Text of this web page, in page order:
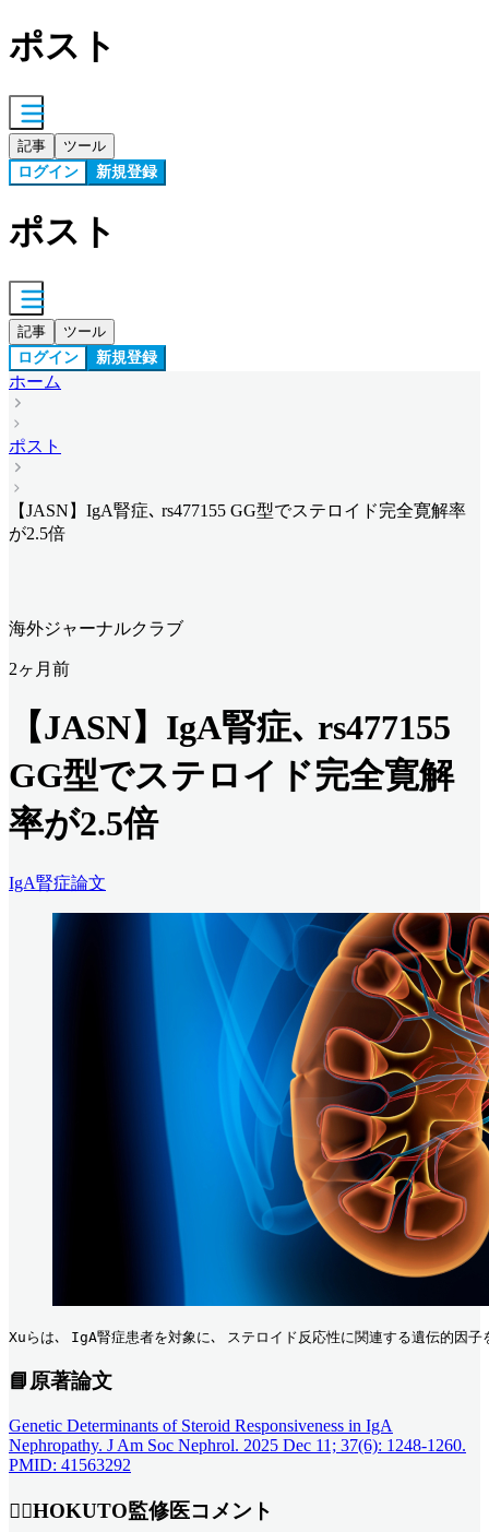
ポスト
記事 ツール
ログイン 新規登録
ポスト
記事 ツール
ログイン 新規登録
ホーム
ポスト
【JASN】IgA腎症､ rs477155 GG型でステロイド完全寛解率
が2.5倍
海外ジャーナルクラブ
2ヶ月前
【JASN】IgA腎症､ rs477155
GG型でステロイド完全寛解
率が2.5倍
IgA腎症論文
Xuらは､ IgA腎症患者を対象に､ ステロイド反応性に関連する遺伝的因
📘原著論文
Genetic Determinants of Steroid Responsiveness in IgA
Nephropathy. J Am Soc Nephrol. 2025 Dec 11; 37(6): 1248-1260.
PMID: 41563292
👨‍⚕️HOKUTO監修医コメント